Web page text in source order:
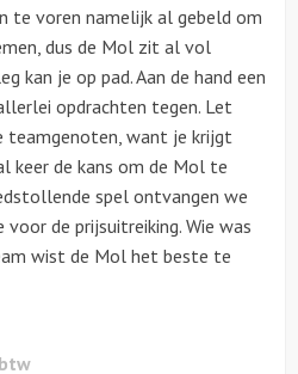
te voren namelijk al gebeld om
dus de Mol zit al vol
kan je op pad. Aan de hand een
opdrachten tegen. Let
teamgenoten, want je krijgt
keer de kans om de Mol te
spel ontvangen we
de prijsuitreiking. Wie was
wist de Mol het beste te